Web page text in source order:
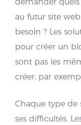
au futur site
besoin ? Les
pour créer un
sont pas les
créer, par
Chaque type de
ses difficultés.